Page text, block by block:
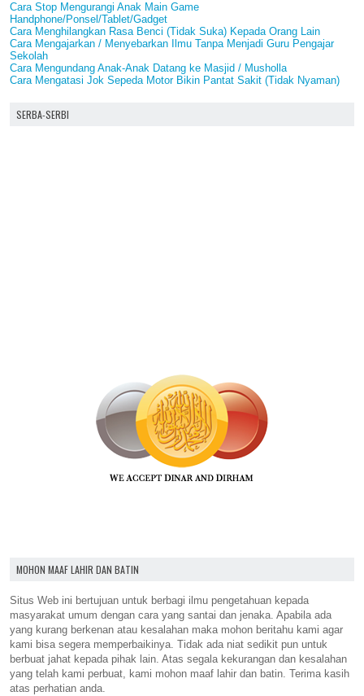
Cara Stop Mengurangi Anak Main Game
Handphone/Ponsel/Tablet/Gadget
Cara Menghilangkan Rasa Benci (Tidak Suka) Kepada Orang Lain
Cara Mengajarkan / Menyebarkan Ilmu Tanpa Menjadi Guru Pengajar
Sekolah
Cara Mengundang Anak-Anak Datang ke Masjid / Musholla
Cara Mengatasi Jok Sepeda Motor Bikin Pantat Sakit (Tidak Nyaman)
SERBA-SERBI
MOHON MAAF LAHIR DAN BATIN
Situs Web ini bertujuan untuk berbagi ilmu pengetahuan kepada
masyarakat umum dengan cara yang santai dan jenaka. Apabila ada
yang kurang berkenan atau kesalahan maka mohon beritahu kami agar
kami bisa segera memperbaikinya. Tidak ada niat sedikit pun untuk
berbuat jahat kepada pihak lain. Atas segala kekurangan dan kesalahan
yang telah kami perbuat, kami mohon maaf lahir dan batin. Terima kasih
atas perhatian anda.